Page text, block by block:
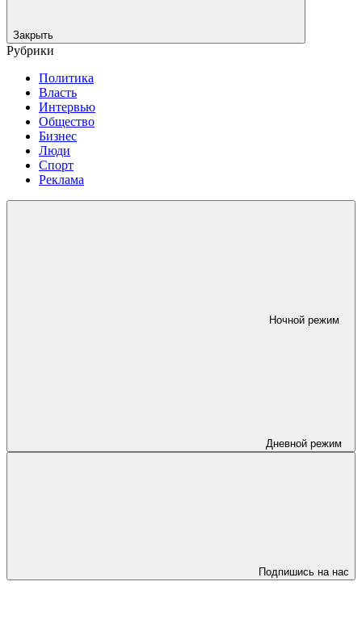
Закрыть
Рубрики
Политика
Власть
Интервью
Общество
Бизнес
Люди
Спорт
Реклама
Ночной режим
Дневной режим
Подпишись на нас